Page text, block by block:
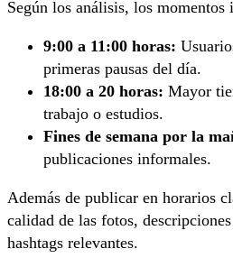
Según los análisis, los momentos
9:00 a 11:00 horas:
primeras pausas del día.
18:00 a 20 horas: Mayor
trabajo o estudios.
Fines de semana por la
publicaciones informales.
Además de publicar en horarios
calidad de las fotos,
hashtags relevantes.